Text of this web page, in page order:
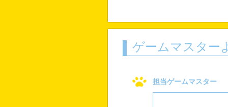
ゲームマスター
担当ゲームマスター